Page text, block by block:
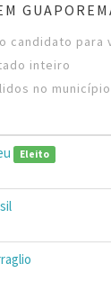
candidato para
inteiro
no município
Eleito